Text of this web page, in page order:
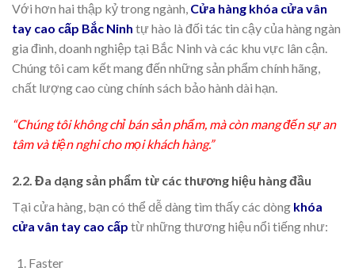
Với hơn hai thập kỷ trong ngành, Cửa hàng khóa cửa vân
tay cao cấp Bắc Ninh tự hào là đối tác tin cậy của hàng ngàn
gia đình, doanh nghiệp tại Bắc Ninh và các khu vực lân cận.
Chúng tôi cam kết mang đến những sản phẩm chính hãng,
chất lượng cao cùng chính sách bảo hành dài hạn.
“Chúng tôi không chỉ bán sản phẩm, mà còn mang đến sự an
tâm và tiện nghi cho mọi khách hàng.”
2.2. Đa dạng sản phẩm từ các thương hiệu hàng đầu
Tại cửa hàng, bạn có thể dễ dàng tìm thấy các dòng khóa
cửa vân tay cao cấp từ những thương hiệu nổi tiếng như:
Faster